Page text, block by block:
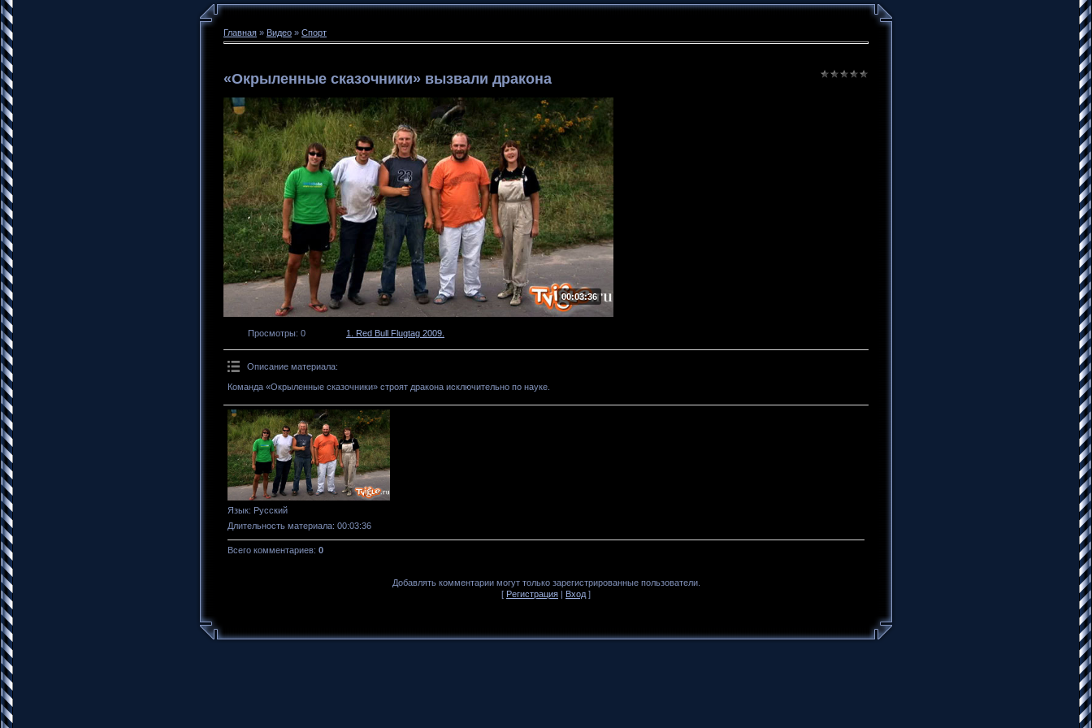
Главная » Видео » Спорт
«Окрыленные сказочники» вызвали дракона
00:03:36
Просмотры: 0 1. Red Bull Flugtag 2009.
Описание материала:
Команда «Окрыленные сказочники» строят дракона исключительно по науке.
Язык: Русский
Длительность материала: 00:03:36
Всего комментариев: 0
Добавлять комментарии могут только зарегистрированные пользователи.
[ Регистрация | Вход ]